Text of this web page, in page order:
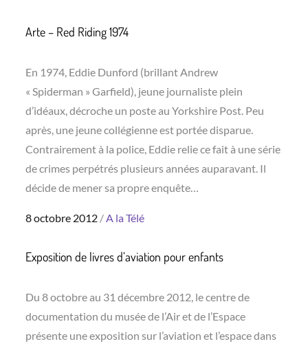
Arte – Red Riding 1974
En 1974, Eddie Dunford (brillant Andrew
« Spiderman » Garfield), jeune journaliste plein
d’idéaux, décroche un poste au Yorkshire Post. Peu
après, une jeune collégienne est portée disparue.
Contrairement à la police, Eddie relie ce fait à une série
de crimes perpétrés plusieurs années auparavant. Il
décide de mener sa propre enquête…
Posted
8 octobre 2012 A la Télé
Exposition de livres d’aviation pour enfants
Du 8 octobre au 31 décembre 2012, le centre de
documentation du musée de l’Air et de l’Espace
présente une exposition sur l’aviation et l’espace dans